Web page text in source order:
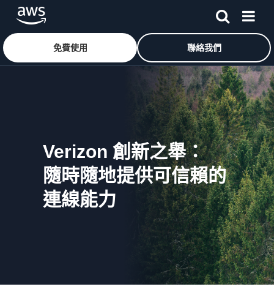
免費使用 聯絡我們
Verizon 創新之舉：
隨時隨地提供可信賴的
連線能力